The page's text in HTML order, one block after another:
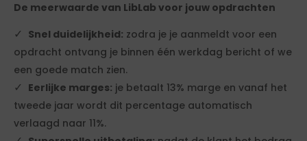
De meerwaarde van LibLab voor jouw opdrachten
Snel duidelijkheid: zodra je je aanmeldt voor een
opdracht ontvang je binnen één werkdag bericht of we
een goede match zien.
Eerlijke marges: je betaalt 13% marge en vanaf het
tweede jaar wordt dit percentage automatisch
verlaagd naar 11%.